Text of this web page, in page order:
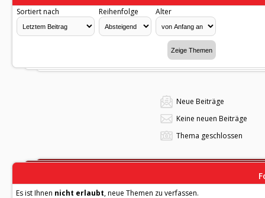
Sortiert nach
Reihenfolge Alter
Neue Beiträge
Keine neuen Beiträge
Thema geschlossen
Es ist Ihnen nicht erlaubt, neue Themen zu verfassen.